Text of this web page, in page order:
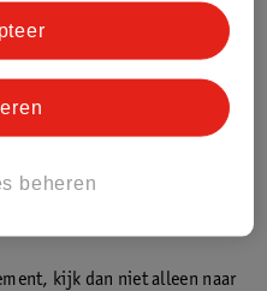
bisglycinaat en
wat het verschil is?
kijk dan niet alleen naar
beheren